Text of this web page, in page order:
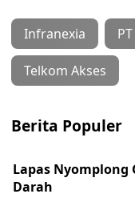
Infranexia
Telkom Akses
Berita Populer
Lapas Nyomplong
Darah